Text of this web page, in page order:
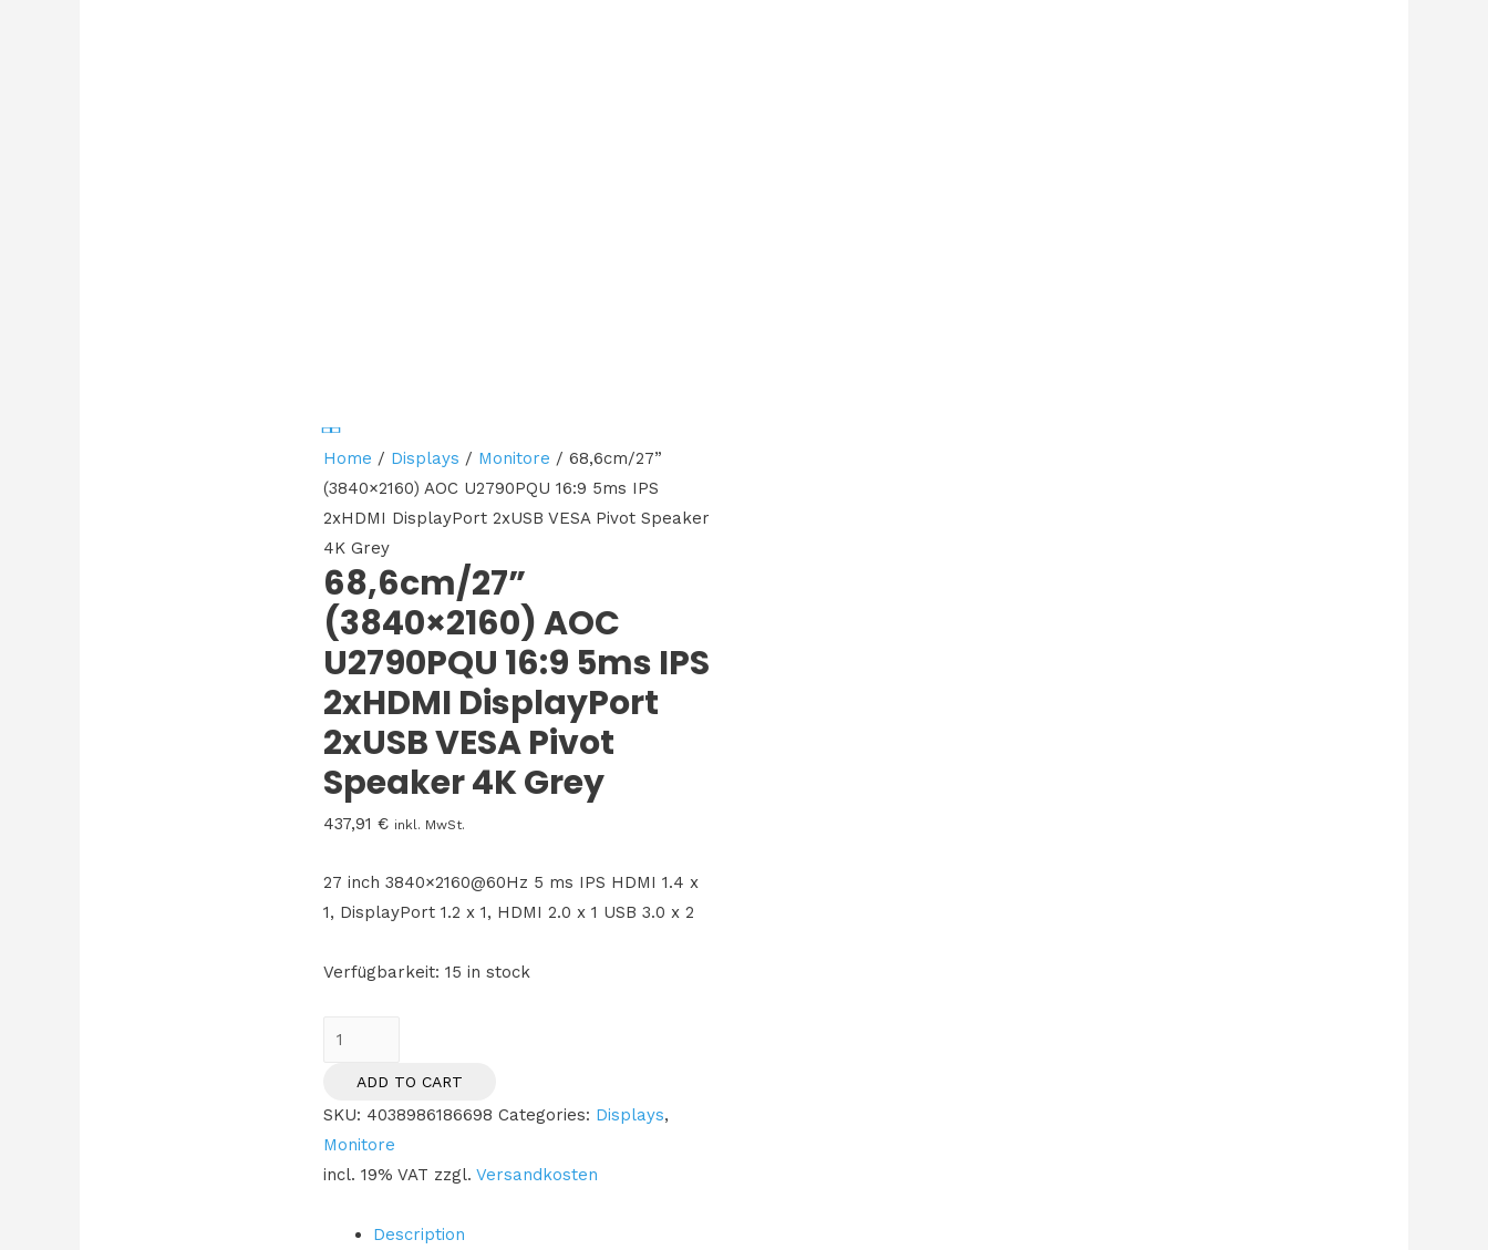
Home / Displays / Monitore / 68,6cm/27”
(3840×2160) AOC U2790PQU 16:9 5ms IPS
2xHDMI DisplayPort 2xUSB VESA Pivot Speaker
4K Grey
68,6cm/27”
(3840×2160) AOC
U2790PQU 16:9 5ms IPS
2xHDMI DisplayPort
2xUSB VESA Pivot
Speaker 4K Grey
437,91€ inkl. MwSt.
27 inch 3840×2160@60Hz 5 ms IPS HDMI 1.4 x
1, DisplayPort 1.2 x 1, HDMI 2.0 x 1 USB 3.0 x 2
Verfügbarkeit: 15 in stock
68,6cm/27''
AOC
U2790PQU
16:9
5ms
2xHDMI
ADD TO CART
SKU: 4038986186698 Categories: Displays,
Monitore
incl. 19% VAT zzgl.Versandkosten
Description